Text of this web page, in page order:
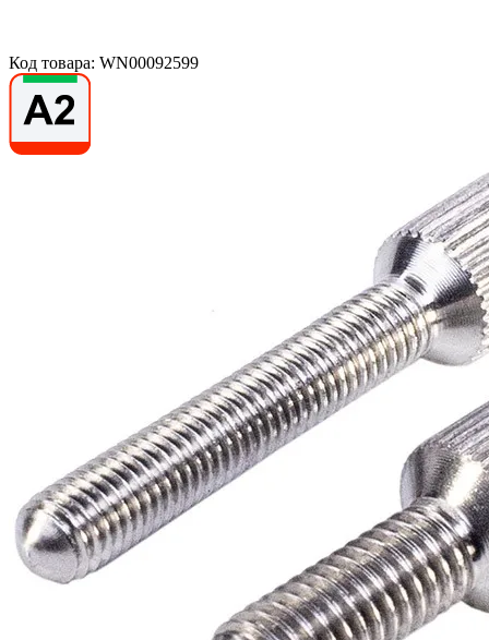
Код товара: WN00092599